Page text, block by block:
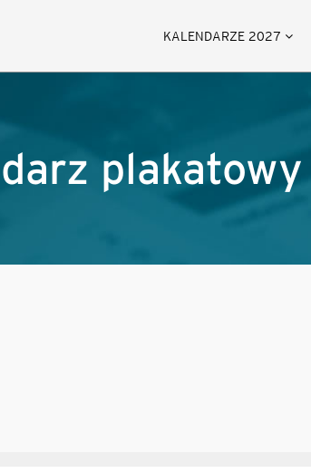
KALENDARZE 2027